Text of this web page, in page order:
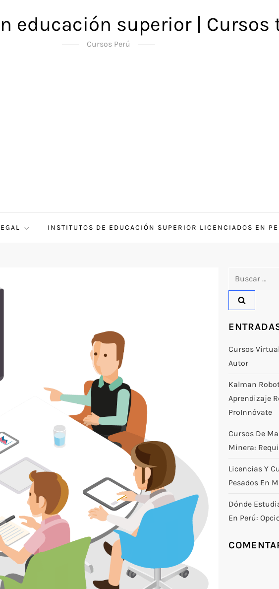
educación superior | Cursos
Cursos Perú
INSTITUTOS DE EDUCACIÓN SUPERIOR LICENCIADOS EN
Cursos
Autor
Kalman
Aprendizaje
ProInnóvate
Cursos De
Minera:
Licencias Y
Pesados En
Dónde
En Perú: